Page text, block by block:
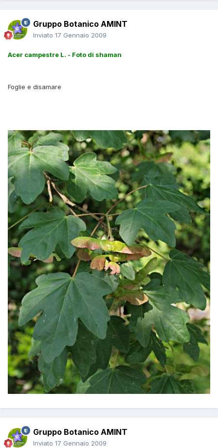
Gruppo Botanico AMINT
Inviato 17 Gennaio 2009
Acer campestre L. - Foto di shaman
Foglie e disamare
Gruppo Botanico AMINT
Inviato 17 Gennaio 2009